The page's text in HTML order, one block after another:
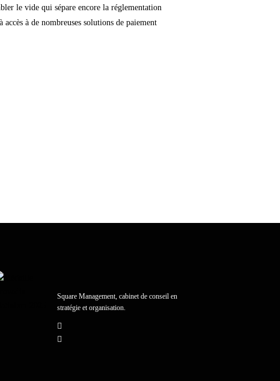
le vide qui sépare encore la réglementation
à de nombreuses solutions de paiement
Square Management, cabinet de conseil en
stratégie et organisation.